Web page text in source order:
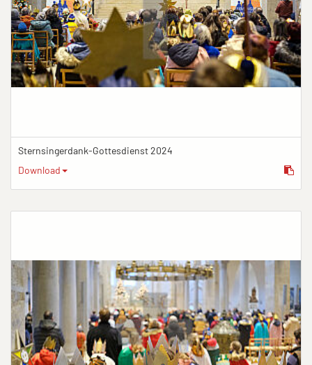
Sternsingerdank-Gottesdienst 2024
Download